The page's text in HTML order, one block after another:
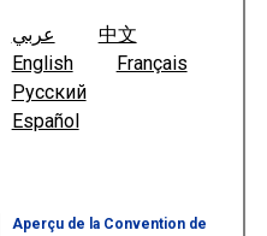
عربي
中文
English
Français
Русский
Español
Aperçu de la Convention de